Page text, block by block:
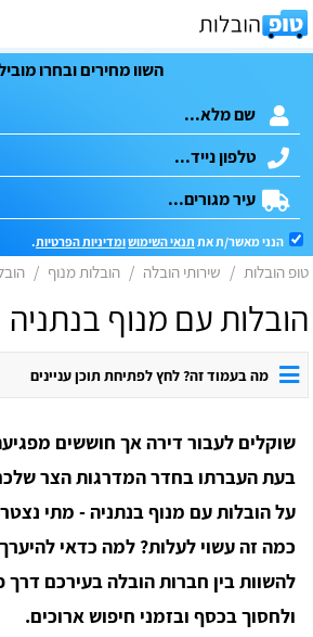
השוו מחירים ובחרו
הנני מאשר/ת את תנאי השימושומדיניות הפרטיות.
טופ הובלות שירותי הובלה הובלות מנוף
הובלות עם מנוף בנתניה
מה בעמוד זה? לחץ לפתיחת תוכן עניינים
שוקלים לעבור דירה אך חוששים
בעת העברתו בחדר המדרגות הצר
על הובלות עם מנוף בנתניה - מתי
כמה זה עשוי לעלות? למה כדאי להיערך
להשוות בין חברות הובלה בעירכם דרך
ולחסוך בכסף ובזמני חיפוש ארוכים.